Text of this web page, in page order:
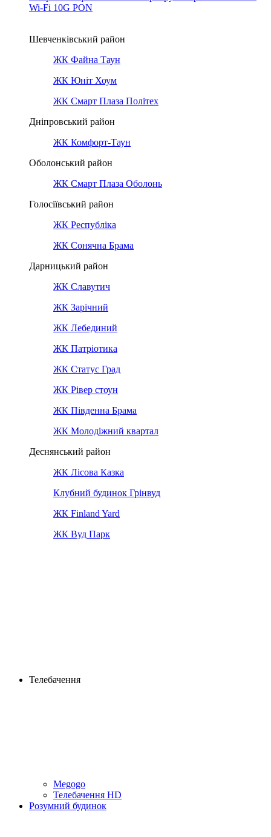
Wi-Fi 10G PON
Шевченківський район
ЖК Файна Таун
ЖК Юніт Хоум
ЖК Смарт Плаза Політех
Дніпровський район
ЖК Комфорт-Таун
Оболонський район
ЖК Смарт Плаза Оболонь
Голосіївський район
ЖК Республіка
ЖК Сонячна Брама
Дарницький район
ЖК Славутич
ЖК Зарічний
ЖК Лебединий
ЖК Патріотика
ЖК Статус Град
ЖК Рівер стоун
ЖК Південна Брама
ЖК Молодіжний квартал
Деснянський район
ЖК Лісова Казка
Клубний будинок Грінвуд
ЖК Finland Yard
ЖК Вуд Парк
Телебачення
Megogo
Телебачення HD
Розумний будинок